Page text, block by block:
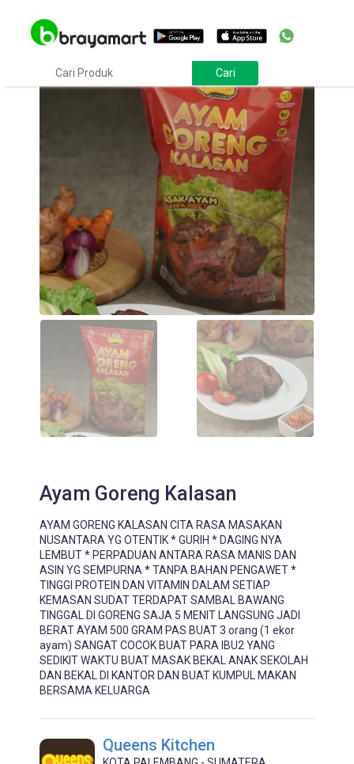
Ayam Goreng Kalasan
AYAM GORENG KALASAN CITA RASA MASAKAN
NUSANTARA YG OTENTIK * GURIH * DAGING NYA
LEMBUT * PERPADUAN ANTARA RASA MANIS DAN
ASIN YG SEMPURNA * TANPA BAHAN PENGAWET *
TINGGI PROTEIN DAN VITAMIN DALAM SETIAP
KEMASAN SUDAT TERDAPAT SAMBAL BAWANG
TINGGAL DI GORENG SAJA 5 MENIT LANGSUNG JADI
BERAT AYAM 500 GRAM PAS BUAT 3 orang (1 ekor
ayam) SANGAT COCOK BUAT PARA IBU2 YANG
SEDIKIT WAKTU BUAT MASAK BEKAL ANAK SEKOLAH
DAN BEKAL DI KANTOR DAN BUAT KUMPUL MAKAN
BERSAMA KELUARGA
Queens Kitchen